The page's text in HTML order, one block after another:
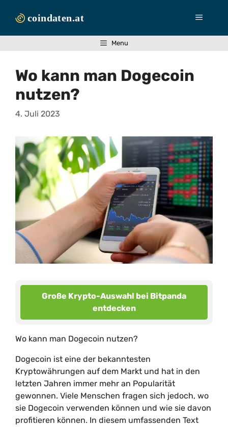
Inhalt
Menü
Menu
Wo kann man Dogecoin
nutzen?
4. Juli 2023
Große Krypto-Auswahl bei Bitpanda
entdecken
Wo kann man Dogecoin nutzen?
Dogecoin ist eine der bekanntesten
Kryptowährungen auf dem Markt und hat in den
letzten Jahren immer mehr an Popularität
gewonnen. Viele Menschen fragen sich jedoch, wo
sie Dogecoin verwenden können und wie sie davon
profitieren können. In diesem umfassenden Text